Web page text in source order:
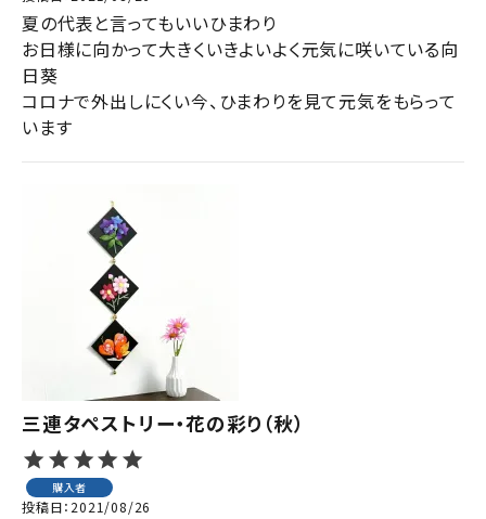
夏の代表と言ってもいいひまわり
お日様に向かって大きくいきよいよく元気に咲いている向
日葵
コロナで外出しにくい今、ひまわりを見て元気をもらって
三連タペストリー・花の彩り（秋）
購入者
投稿日 2021/08/26